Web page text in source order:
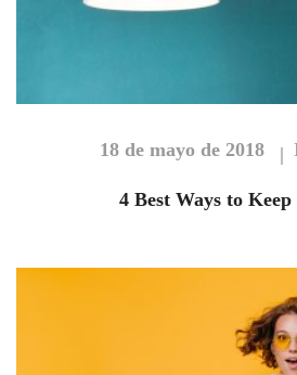
18 de mayo de 2018
4 Best Ways to